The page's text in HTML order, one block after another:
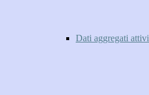
Dati aggregati